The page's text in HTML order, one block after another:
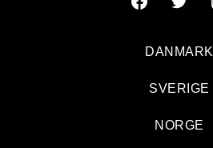
DANMARK
SVERIGE
NORGE